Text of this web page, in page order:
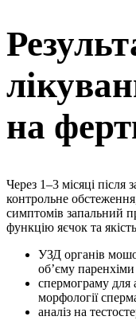
на
Через 1–3 місяці після
контрольне
симптомів запальний
функцію яєчок та
УЗД органів
об’єму
спермограму для
морфології
аналіз на